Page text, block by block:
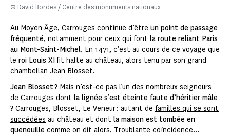
© David Bordes / Centre des monuments nationaux
Au Moyen Âge, Carrouges continue d’être un point de passage
fréquenté, notamment pour ceux qui font la route reliant Paris
au Mont-Saint-Michel. En 1471, c’est au cours de ce voyage que
le roi Louis XIfit halte au château, alors tenu par son grand
chambellan Jean Blosset.
Jean Blosset? Mais n’est-ce pas l’un des nombreux seigneurs
de Carrouges dont la lignée s’est éteinte faute d’héritier mâle
? Carrouges, Blosset, Le Veneur : autant de familles qui se sont
succédées au château et dont la maison est tombée en
quenouille comme on dit alors. Troublante coïncidence...